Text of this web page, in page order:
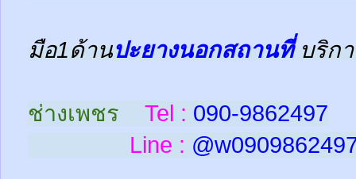
มือ1ด้านปะยางนอกสถานที่ บริก
ช่างเพชร Tel : 090-9862497
Line : @w